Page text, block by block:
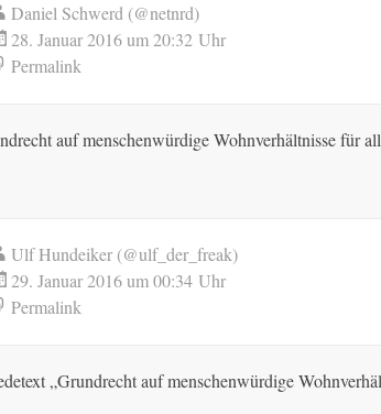
Daniel Schwerd (@netnrd)
28. Januar 2016 um 20:32 Uhr
Permalink
auf menschenwürdige Wohnverhältnisse für
Ulf Hundeiker (@ulf_der_freak)
29. Januar 2016 um 00:34 Uhr
Permalink
„Grundrecht auf menschenwürdige